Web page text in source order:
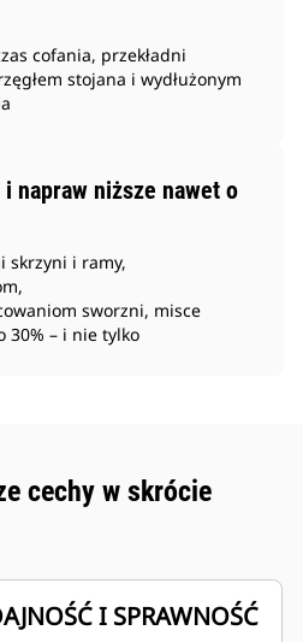
cofania, przekładni
stojana i wydłużonym
napraw niższe nawet o
skrzyni i ramy,
sworzni, misce
30% – i nie tylko
cechy w skrócie
I SPRAWNOŚĆ